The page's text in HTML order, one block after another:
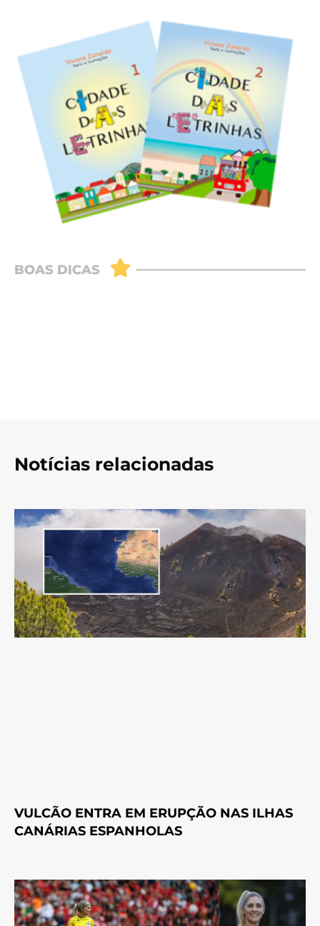
Notícias relacionadas
VULCÃO ENTRA EM ERUPÇÃO NAS ILHAS
CANÁRIAS ESPANHOLAS